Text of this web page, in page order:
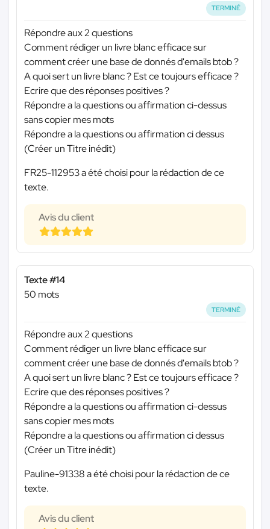
TERMINÉ
Répondre aux 2 questions
Comment rédiger un livre blanc efficace sur
comment créer une base de donnés d'emails btob ?
A quoi sert un livre blanc ? Est ce toujours efficace ?
Ecrire que des réponses positives ?
Répondre a la questions ou affirmation ci-dessus
sans copier mes mots
Répondre a la questions ou affirmation ci dessus
(Créer un Titre inédit)
FR25-112953 a été choisi pour la rédaction de ce
texte.
Avis du client
Texte #14
50 mots
TERMINÉ
Répondre aux 2 questions
Comment rédiger un livre blanc efficace sur
comment créer une base de donnés d'emails btob ?
A quoi sert un livre blanc ? Est ce toujours efficace ?
Ecrire que des réponses positives ?
Répondre a la questions ou affirmation ci-dessus
sans copier mes mots
Répondre a la questions ou affirmation ci dessus
(Créer un Titre inédit)
Pauline-91338 a été choisi pour la rédaction de ce
texte.
Avis du client